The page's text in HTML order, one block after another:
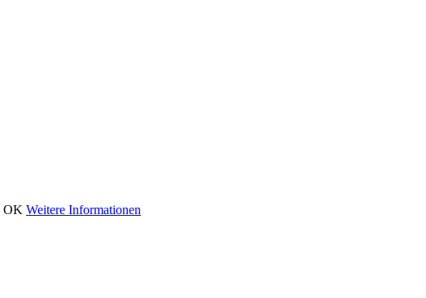
OK Weitere Informationen